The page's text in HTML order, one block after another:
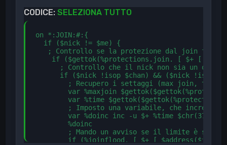
CODICE:SELEZIONA TUTTO
on *:JOIN:#:{
  if ($nick != $me) {
; Controllo se la protezione dal join flood
if ($gettok(%protections.join. [ $+ [
; Controllo che il nick non sia un op/
if ($nick !isop $chan) && ($nick !ishop
        ; Recupero i settaggi (max join, tempo)
var %maxjoin
var %time
; Imposto una variabile, che
var %doinc inc -u $+ %time $chr(37)
        %doinc
; Mando un avviso se il limite è stato
if (%joinflood. [ $+ [